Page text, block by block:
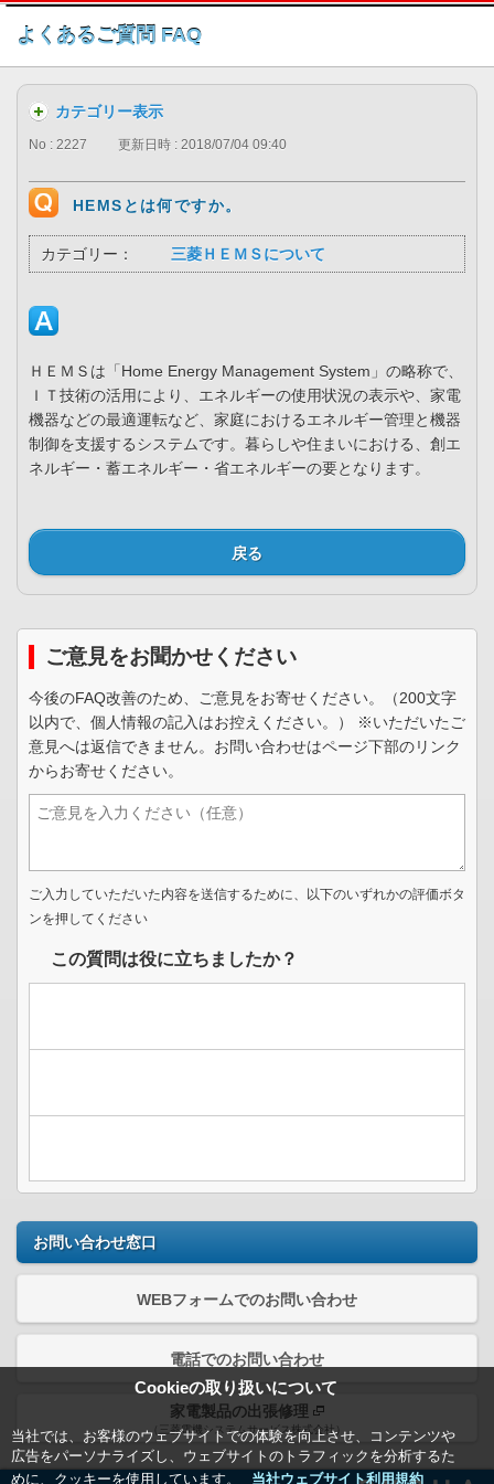
このページの本文へ
よくあるご質問 FAQ
Cookieの取り扱いについて
当社では、お客様のウェブサイトでの体験を向上させ、コンテンツや
広告をパーソナライズし、ウェブサイトのトラフィックを分析するた
めに、クッキーを使用しています。
当社ウェブサイト利用規約＿
カテゴリー表示
No : 2227 更新日時 : 2018/07/04 09:40
HEMSとは何ですか。
カテゴリー： 三菱ＨＥＭＳについて
ＨＥＭＳは「Home Energy Management System」の略称で、
ＩＴ技術の活用により、エネルギーの使用状況の表示や、家電
機器などの最適運転など、家庭におけるエネルギー管理と機器
制御を支援するシステムです。暮らしや住まいにおける、創エ
ネルギー・蓄エネルギー・省エネルギーの要となります。
戻る
ご意見をお聞かせください
今後のFAQ改善のため、ご意見をお寄せください。（200文字
以内で、個人情報の記入はお控えください。） ※いただいたご
意見へは返信できません。お問い合わせはページ下部のリンク
からお寄せください。
ご入力していただいた内容を送信するために、以下のいずれかの評価ボタ
ンを押してください
この質問は役に立ちましたか？
お問い合わせ窓口
WEBフォームでのお問い合わせ
電話でのお問い合わせ
家電製品の出張修理
（三菱電機システムサービス株式会社）